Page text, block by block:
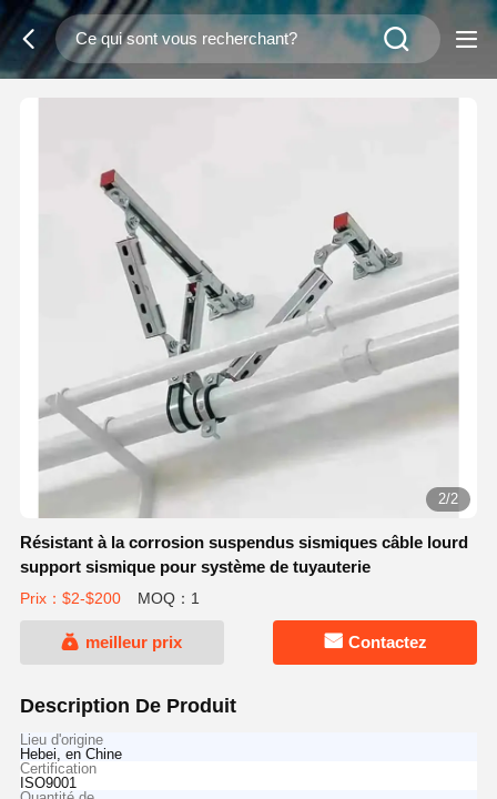
2/2
Résistant à la corrosion suspendus sismiques câble lourd
support sismique pour système de tuyauterie
Prix：$2-$200 MOQ：1
meilleur prix Contactez
Description De Produit
Lieu d'origine
Hebei, en Chine
Certification
ISO9001